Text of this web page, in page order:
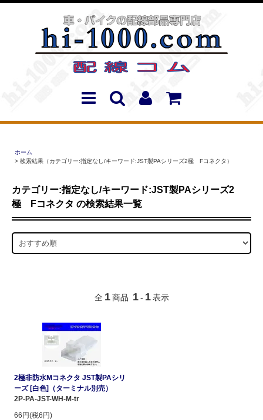
ホーム
> 検索結果（カテゴリー:指定なし/キーワード:JST製PAシリーズ2極 Fコネクタ）
カテゴリー:指定なし/キーワード:JST製PAシリーズ2
極 Fコネクタ の検索結果一覧
全 1 商品 1 - 1 表示
2極非防水Mコネクタ JST製PAシリ
ーズ [白色]（ターミナル別売）
2P-PA-JST-WH-M-tr
66円(税6円)